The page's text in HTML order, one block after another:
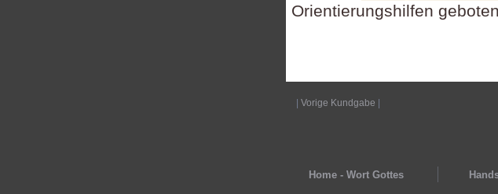
Orientierungshilfen
Vorige Kundgabe
Home - Wort Gottes